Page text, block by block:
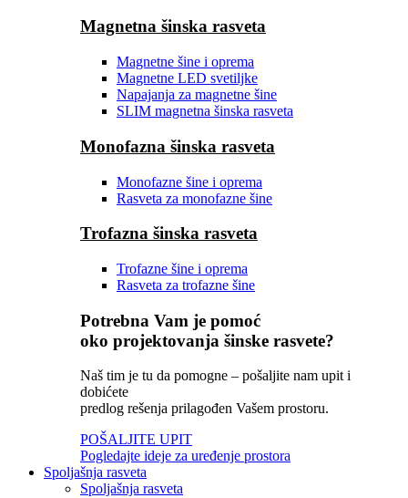
Magnetna šinska rasveta
Magnetne šine i oprema
Magnetne LED svetiljke
Napajanja za magnetne šine
SLIM magnetna šinska rasveta
Monofazna šinska rasveta
Monofazne šine i oprema
Rasveta za monofazne šine
Trofazna šinska rasveta
Trofazne šine i oprema
Rasveta za trofazne šine
Potrebna Vam je pomoć
oko projektovanja šinske rasvete?
Naš tim je tu da pomogne – pošaljite nam upit i
dobićete
predlog rešenja prilagođen Vašem prostoru.
POŠALJITE UPIT
Pogledajte ideje za uređenje prostora
Spoljašnja rasveta
Spoljašnja rasveta